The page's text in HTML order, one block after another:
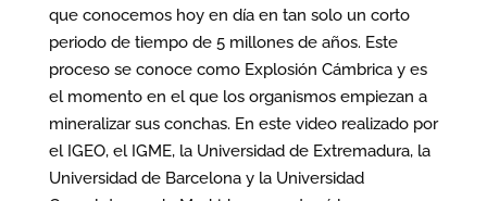
que conocemos hoy en día en tan solo un corto
periodo de tiempo de 5 millones de años. Este
proceso se conoce como Explosión Cámbrica y es
el momento en el que los organismos empiezan a
mineralizar sus conchas. En este video realizado por
el IGEO, el IGME, la Universidad de Extremadura, la
Universidad de Barcelona y la Universidad